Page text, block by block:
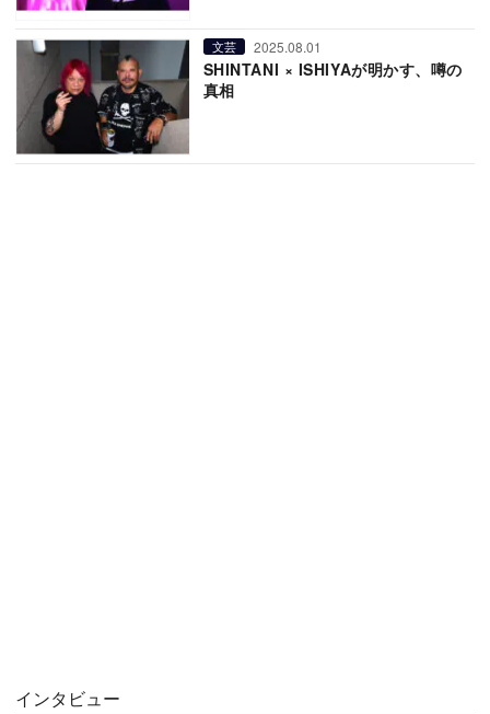
文芸 2025.08.01
SHINTANI × ISHIYAが明かす、噂の
真相
インタビュー